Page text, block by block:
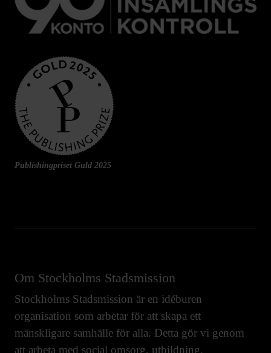
Publishingpriset Guld 2025
Om Stockholms Stadsmission
Stockholms Stadsmission är en idéburen
organisation som arbetar för att skapa ett
mänskligare samhälle för alla. Detta gör vi genom
att arbeta med social omsorg, utbildning,